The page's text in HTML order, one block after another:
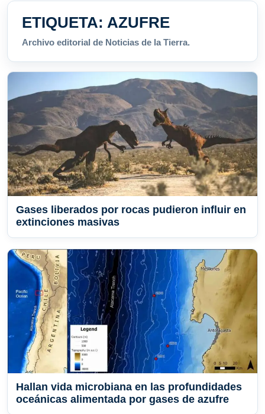
ETIQUETA: AZUFRE
Archivo editorial de Noticias de la Tierra.
Gases liberados por rocas pudieron influir en
extinciones masivas
Hallan vida microbiana en las profundidades
oceánicas alimentada por gases de azufre